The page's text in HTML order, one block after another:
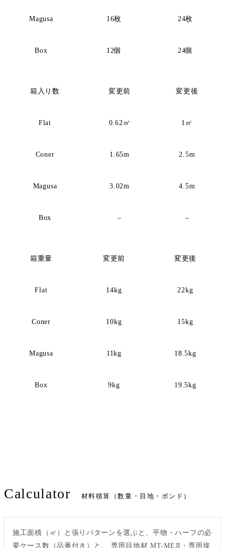
Magusa 16枚 24枚
Box 12個 24個
箱入り数 変更前 変更後
Flat 0.62㎡ 1㎡
Coner 1.65m 2.5m
Magusa 3.02m 4.5m
Box – –
箱重量 変更前 変更後
Flat 14kg 22kg
Coner 10kg 15kg
Magusa 11kg 18.5kg
Box 9kg 19.5kg
Calculator 材料積算（数量・目地・ボンド）
施工面積（㎡）と張りパターンを選ぶと、平物・ハーフの必
要ケース数（品番付き）と、 専用目地材 MT-MEJI・専用接